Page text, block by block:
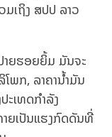
ມເຖິງ ສປປ ລາວ
າຍຮອຍຍິ້ມ ມັນຈະ
ພກ, ລາຄານ້ຳມັນ
ະເທດກຳລັງ
າຍເປັນແຮງກົດດັນທີ່